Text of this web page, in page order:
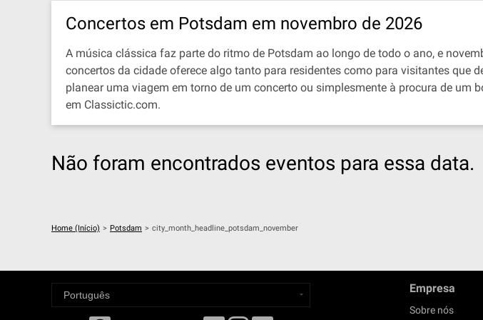
Concertos em Potsdam em novembro de 2026
A música clássica faz parte do ritmo de Potsdam ao longo de todo o ano, e
concertos da cidade oferece algo tanto para residentes como para visitantes que
planear uma viagem em torno de um concerto ou simplesmente à procura de um
em Classictic.com.
Não foram encontrados eventos para essa data.
Home (Início) > Potsdam > city_month_headline_potsdam_november
Empresa
Sobre nós